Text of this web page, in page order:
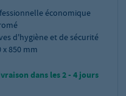
économique
d'hygiène et de sécurité
x 850 mm
dans les 2 - 4 jours